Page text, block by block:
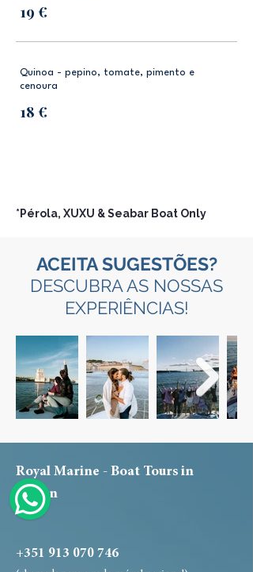
19 €
Quinoa - pepino, tomate, pimento e
cenoura
18 €
​*Pérola, XUXU & Seabar Boat Only
ACEITA SUGESTÕES?
DESCUBRA AS NOSSAS
EXPERIÊNCIAS!
Royal Marine - Boat Tours in
Lisbon
+351 913 070 746